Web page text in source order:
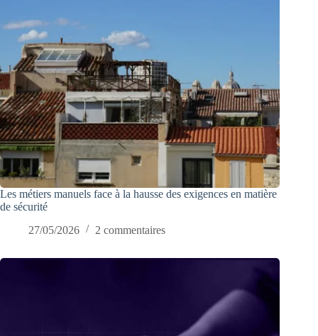
Les métiers manuels face à la hausse des exigences en matière
de sécurité
27/05/2026
2 commentaires